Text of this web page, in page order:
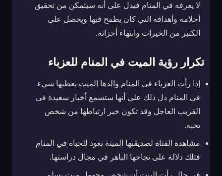
لا يعرفه في المنام فيدل على أنه سيتمكن من تحقيق
أحلامه وأهدافه التي كان يطمح فيها ويحصل على
الكثير من الخيرات وانتهاء أحزانه.
تكرار رؤية الميت في المنام للعزباء
إذا رأت العزباء في المنام والدها الميت يعطيها شيء
في المنام دل ذلك على أنها ستسمع أخبار سعيدة في
القريب العاجل وقد تكون خبر ارتباطها من شخص
تحبه.
مشاهدة الفتاة لصديقتها الميتة تعود للحياة في المنام
فتلك دلالة على نجاحها الباهر في مجال دراستها.